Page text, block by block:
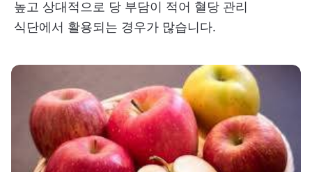
높고 상대적으로 당 부담이 적어 혈당 관리
식단에서 활용되는 경우가 많습니다.